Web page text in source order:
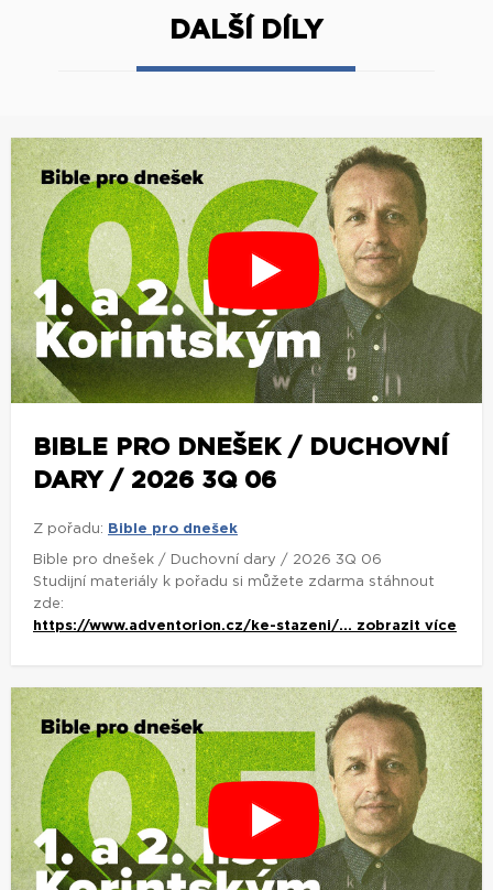
DALŠÍ DÍLY
BIBLE PRO DNEŠEK / DUCHOVNÍ
DARY / 2026 3Q 06
Z pořadu: Bible pro dnešek
Bible pro dnešek / Duchovní dary / 2026 3Q 06
Studijní materiály k pořadu si můžete zdarma stáhnout
zde:
https://www.adventorion.cz/ke-stazeni/... zobrazit více